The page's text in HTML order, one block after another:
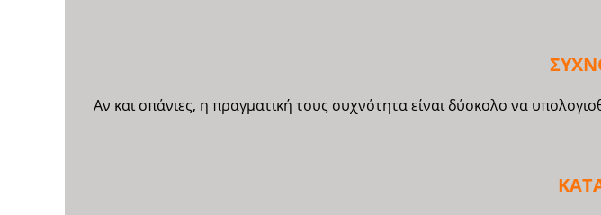
Αν και σπάνιες, η πραγματική τους συχνότητα είναι δύσκολο να